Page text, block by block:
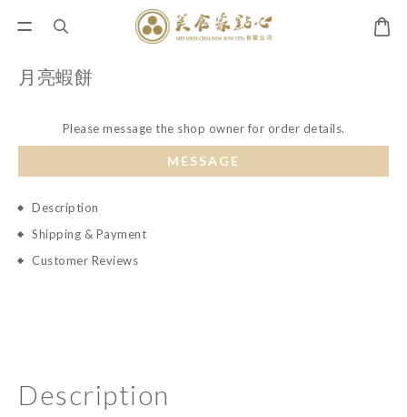
月亮蝦餅
Please message the shop owner for order details.
MESSAGE
Description
Shipping & Payment
Customer Reviews
Description